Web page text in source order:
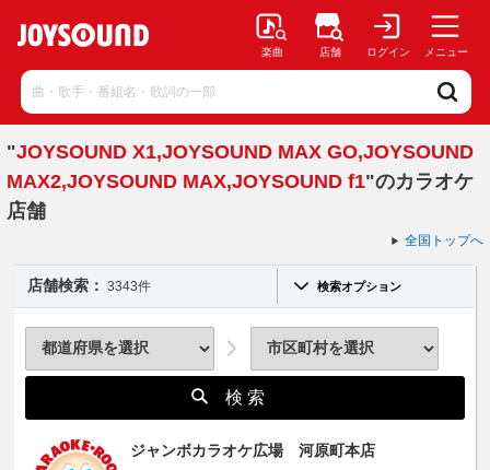
楽曲 店舗 ログイン メニュー
"JOYSOUND X1,JOYSOUND MAX GO,JOYSOUND
MAX2,JOYSOUND MAX,JOYSOUND f1"のカラオケ
店舗
全国トップへ
店舗検索： 3343件 検索オプション
検 索
ジャンボカラオケ広場 河原町本店